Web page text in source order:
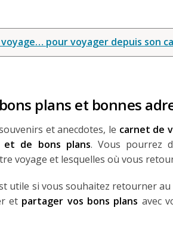
pour voyager depuis son
plans et bonnes
et anecdotes, le carnet de
et de bons plans. Vous pourrez
voyage et lesquelles où vous
utile si vous souhaitez retourner
et partager vos bons plans avec